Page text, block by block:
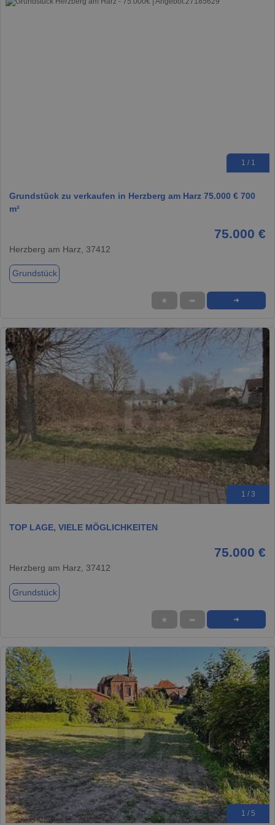
1 / 1
Grundstück zu verkaufen in Herzberg am Harz 75.000 € 700
m²
75.000 €
Herzberg am Harz, 37412
Grundstück
★ ➦ ➜
1 / 3
TOP LAGE, VIELE MÖGLICHKEITEN
75.000 €
Herzberg am Harz, 37412
Grundstück
★ ➦ ➜
1 / 5